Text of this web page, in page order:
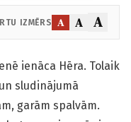
IZMĒRS A A A
ienāca Hēra. Tolaik
sludinājumā
garām spalvām.